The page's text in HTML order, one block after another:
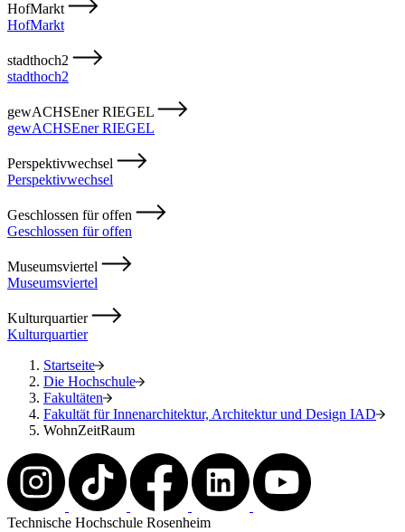
HofMarkt
HofMarkt
stadthoch2
stadthoch2
gewACHSEner RIEGEL
gewACHSEner RIEGEL
Perspektivwechsel
Perspektivwechsel
Geschlossen für offen
Geschlossen für offen
Museumsviertel
Museumsviertel
Kulturquartier
Kulturquartier
Startseite
Die Hochschule
Fakultäten
Fakultät für Innenarchitektur, Architektur und Design IAD
WohnZeitRaum
Technische Hochschule Rosenheim